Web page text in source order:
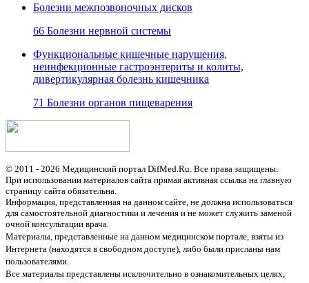
Болезни межпозвоночных дисков
66 Болезни нервной системы
Функциональные кишечные нарушения,
неинфекционные гастроэнтериты и колиты,
дивертикулярная болезнь кишечника
71 Болезни органов пищеварения
© 2011 - 2026 Медицинский портал DifMed.Ru. Все права защищены.
При использовании материалов сайта прямая активная ссылка на главную
страницу сайта обязательна.
Информация, представленная на данном сайте, не должна использоваться
для самостоятельной диагностики и лечения и не может служить заменой
очной консультации врача.
Материалы, представленные на данном медицинском портале, взяты из
Интернета (находятся в свободном доступе), либо были присланы нам
пользователями.
Все материалы представлены исключительно в ознакомительных целях,